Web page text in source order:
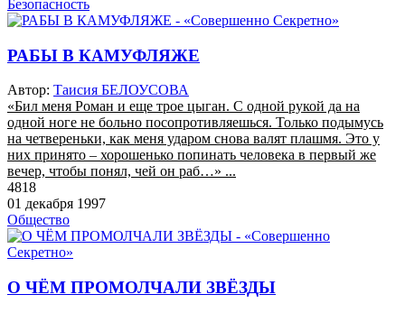
Безопасность
РАБЫ В КАМУФЛЯЖЕ
Автор: Таисия БЕЛОУСОВА
«Бил меня Роман и еще трое цыган. С одной рукой да на
одной ноге не больно посопротивляешься. Только подымусь
на четвереньки, как меня ударом снова валят плашмя. Это у
них принято – хорошенько попинать человека в первый же
вечер, чтобы понял, чей он раб…» ...
4818
01 декабря 1997
Общество
О ЧЁМ ПРОМОЛЧАЛИ ЗВЁЗДЫ